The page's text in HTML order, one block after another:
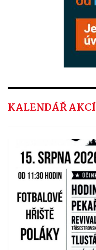
KALENDÁŘ AKCÍ